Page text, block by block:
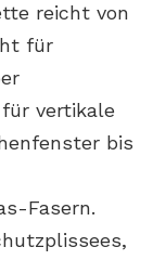
reicht von
für
vertikale
bis
Fasern.